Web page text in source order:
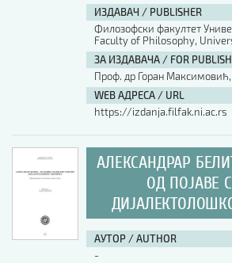
АУТОР / AUTHOR
ISBN
ИЗДАВАЧ / PUBLISHER
Филозофски факултет
Faculty of Philosophy,
ЗА ИЗДАВАЧА / FOR
Проф. др Горан
WEB АДРЕСА / URL
https://izdanja.filfak.ni.ac.rs
АЛЕКСАНДРАР
ОД ПОЈАВЕ
АУТОР / AUTHOR
-